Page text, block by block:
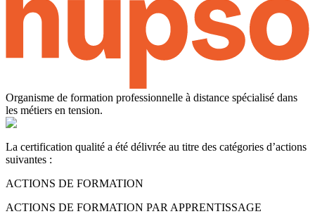
Organisme de formation professionnelle à distance spécialisé dans
les métiers en tension.
La certification qualité a été délivrée au titre des catégories d’actions
suivantes :
ACTIONS DE FORMATION
ACTIONS DE FORMATION PAR APPRENTISSAGE